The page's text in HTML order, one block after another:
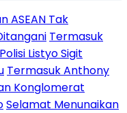
ASEAN Tak
Termasuk
Listyo Sigit
Termasuk Anthony
Konglomerat
Selamat Menunaikan